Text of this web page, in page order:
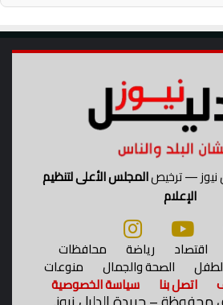
نيوز — ترخيصالمجلس الأعلى لتنظيم
الإعلام
اقتصاد رياضة محافظات
الصحة والجمال منوعات
اتصل بنا سياسة الخصوصية